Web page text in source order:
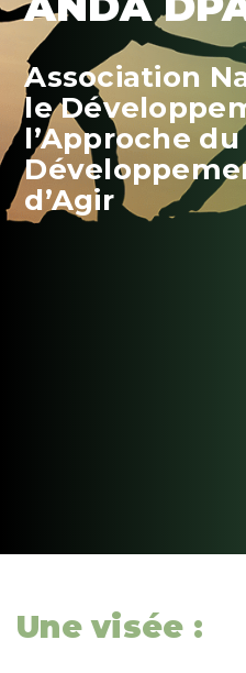
Association
le
l’Approche du
d’Agir
Une visée :